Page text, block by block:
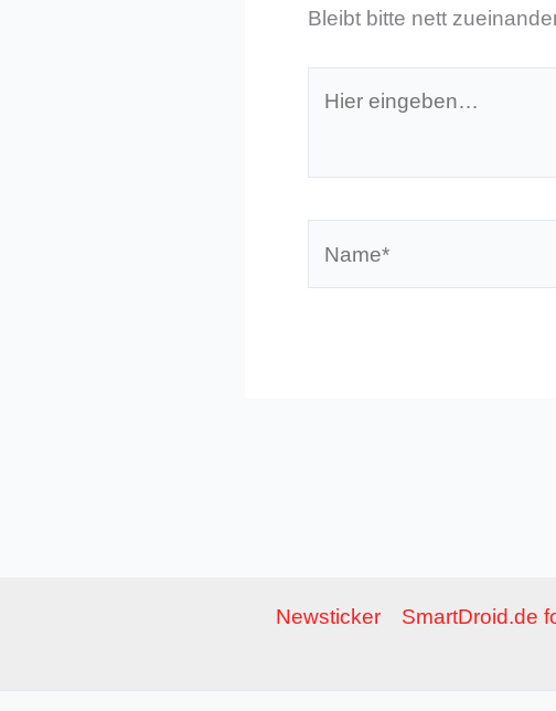
Bleibt bitte nett
eingeben…
Newsticker SmartDroid.de